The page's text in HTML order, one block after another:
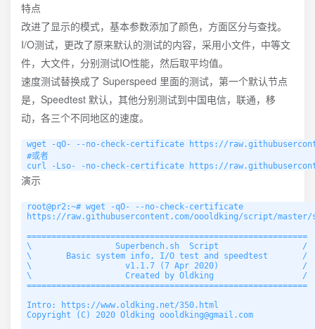
特点
改进了显示的模式，基本参数添加了颜色，方面区分与查找。
I/O测试，更改了原来默认的测试的内容，采用小文件，中等文
件，大文件，分别测试IO性能，然后取平均值。
速度测试替换成了 Superspeed 里面的测试，第一个默认节点
是，Speedtest 默认，其他分别测试到中国电信，联通，移
动，各三个不同地区的速度。
wget -qO- --no-check-certificate https://
#或者
演示
root@pr2:~# wget -qO- --no-check-certificate
https://raw.githubusercontent.com/oooldking/script/master/
=========================================================
\                 Superbench.sh  Script                 /
\       Basic system info, I/O test and speedtest       /
\                   v1.1.7 (7 Apr 2020)                 /
\                   Created by Oldking                  /
=========================================================
Intro: https://www.oldking.net/350.html
Copyright (C) 2020 Oldking oooldking@gmail.com